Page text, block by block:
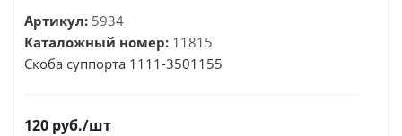
Артикул: 5934
Каталожный номер: 11815
Скоба суппорта 1111-3501155
120 руб./шт